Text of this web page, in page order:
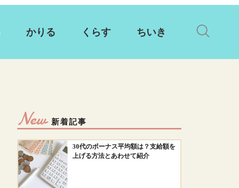
かりる くらす ちいき
New 新着記事
30代のボーナス平均額は？支給額を
上げる方法とあわせて紹介